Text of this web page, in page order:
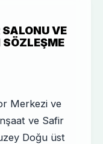
VE
SÖZLEŞME
Merkezi ve
ve Safir
Doğu üst